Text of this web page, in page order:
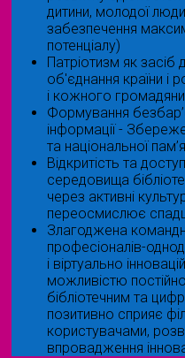
дитини, молодої
забезпечення
потенціалу)
Патріотизм як
об'єднання країни і
і кожного
Формування
інформації -
та національної
Відкритість та
середовища
через активні
переосмислює
Злагоджена
професіоналів-
і віртуально
можливістю
бібліотечним та
позитивно сприяє
користувачами,
впровадження